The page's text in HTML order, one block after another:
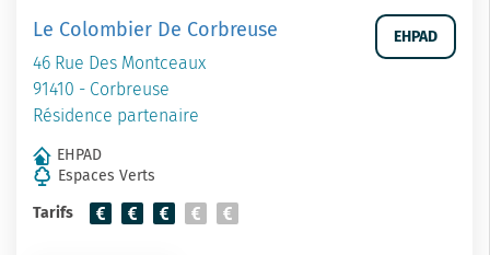
Le Colombier De Corbreuse
46 Rue Des Montceaux
91410 - Corbreuse
Résidence partenaire
EHPAD
EHPAD
Espaces Verts
Tarifs